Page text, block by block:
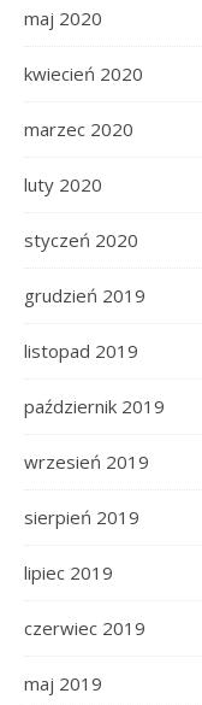
maj 2020
kwiecień 2020
marzec 2020
luty 2020
styczeń 2020
grudzień 2019
listopad 2019
październik 2019
wrzesień 2019
sierpień 2019
lipiec 2019
czerwiec 2019
maj 2019